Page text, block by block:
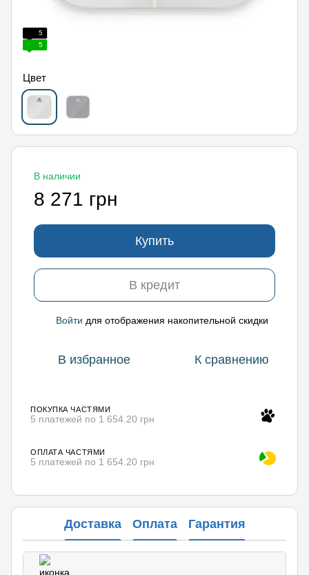
5
5
Цвет
В наличии
8 271 грн
Купить
В кредит
Войти для отображения накопительной скидки
В избранное К сравнению
ПОКУПКА ЧАСТЯМИ
5 платежей по 1 654.20 грн
ОПЛАТА ЧАСТЯМИ
5 платежей по 1 654.20 грн
Доставка Оплата Гарантия